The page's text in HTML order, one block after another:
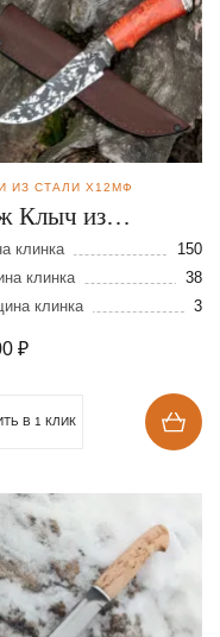
ИЗ СТАЛИ Х12МФ
Клыч из
стали
клинка
150
клинка
38
клинка
3
₽
В 1 КЛИК